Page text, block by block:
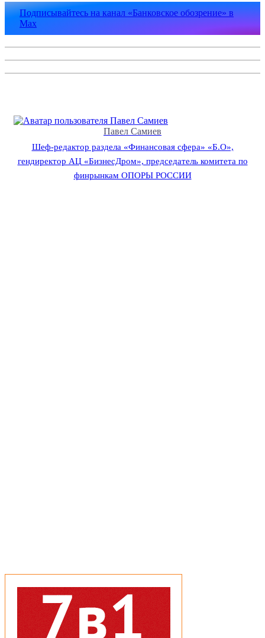
Подписывайтесь на канал «Банковское обозрение» в
Max
Павел Самиев
Шеф-редактор раздела «Финансовая сфера» «Б.О»,
гендиректор АЦ «БизнесДром», председатель комитета по
финрынкам ОПОРЫ РОССИИ